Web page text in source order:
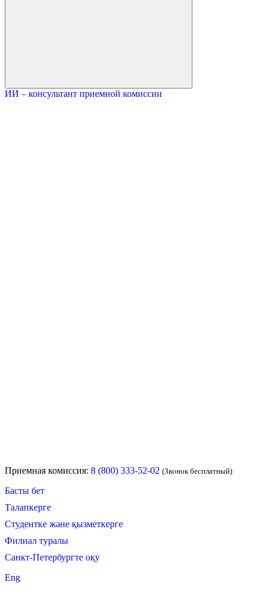
ИИ – консультант приемной комиссии
Приемная комиссия: 8 (800) 333-52-02 (Звонок бесплатный)
Басты бет
Талапкерге
Студентке және қызметкерге
Филиал туралы
Санкт-Петербургте оқу
Eng